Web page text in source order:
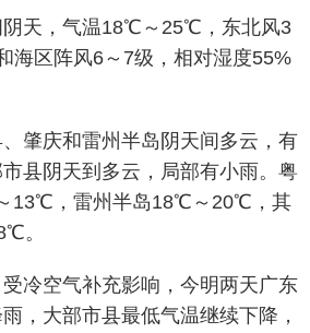
阴天，气温18℃～25℃，东北风3
海区阵风6～7级，相对湿度55%
肇庆和雷州半岛阴天间多云，有
县阴天到多云，局部有小雨。粤
13℃，雷州半岛18℃～20℃，其
。
冷空气补充影响，今明两天广东
，大部市县最低气温继续下降，